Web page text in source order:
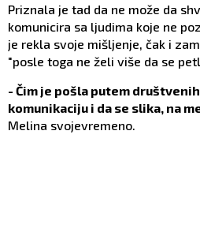
Priznala je tad da ne može da
komunicira sa ljudima koje ne
je rekla svoje mišljenje, čak i
"posle toga ne želi više da se
- Čim je pošla putem
komunikaciju i da se slika, na
Melina svojevremeno.